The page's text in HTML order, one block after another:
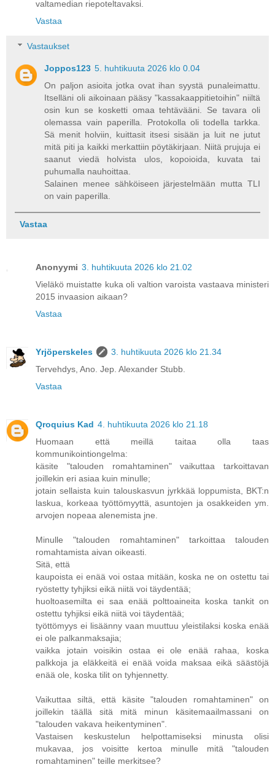
valtamedian riepoteltavaksi.
Vastaa
Vastaukset
Joppos123 5. huhtikuuta 2026 klo 0.04
On paljon asioita jotka ovat ihan syystä punaleimattu.
Itselläni oli aikoinaan pääsy "kassakaappitietoihin" niiltä
osin kun se kosketti omaa tehtävääni. Se tavara oli
olemassa vain paperilla. Protokolla oli todella tarkka.
Sä menit holviin, kuittasit itsesi sisään ja luit ne jutut
mitä piti ja kaikki merkattiin pöytäkirjaan. Niitä prujuja ei
saanut viedä holvista ulos, kopoioida, kuvata tai
puhumalla nauhoittaa.
Salainen menee sähköiseen järjestelmään mutta TLI
on vain paperilla.
Vastaa
Anonyymi 3. huhtikuuta 2026 klo 21.02
Vieläkö muistatte kuka oli valtion varoista vastaava ministeri
2015 invaasion aikaan?
Vastaa
Yrjöperskeles
3. huhtikuuta 2026 klo 21.34
Tervehdys, Ano. Jep. Alexander Stubb.
Vastaa
Qroquius Kad 4. huhtikuuta 2026 klo 21.18
Huomaan että meillä taitaa olla taas
kommunikointiongelma:
käsite "talouden romahtaminen" vaikuttaa tarkoittavan
joillekin eri asiaa kuin minulle;
jotain sellaista kuin talouskasvun jyrkkää loppumista, BKT:n
laskua, korkeaa työttömyyttä, asuntojen ja osakkeiden ym.
arvojen nopeaa alenemista jne.
Minulle "talouden romahtaminen" tarkoittaa talouden
romahtamista aivan oikeasti.
Sitä, että
kaupoista ei enää voi ostaa mitään, koska ne on ostettu tai
ryöstetty tyhjiksi eikä niitä voi täydentää;
huoltoasemilta ei saa enää polttoaineita koska tankit on
ostettu tyhjiksi eikä niitä voi täydentää;
työttömyys ei lisäänny vaan muuttuu yleistilaksi koska enää
ei ole palkanmaksajia;
vaikka jotain voisikin ostaa ei ole enää rahaa, koska
palkkoja ja eläkkeitä ei enää voida maksaa eikä säästöjä
enää ole, koska tilit on tyhjennetty.
Vaikuttaa siltä, että käsite "talouden romahtaminen" on
joillekin täällä sitä mitä minun käsitemaailmassani on
"talouden vakava heikentyminen".
Vastaisen keskustelun helpottamiseksi minusta olisi
mukavaa, jos voisitte kertoa minulle mitä "talouden
romahtaminen" teille merkitsee?